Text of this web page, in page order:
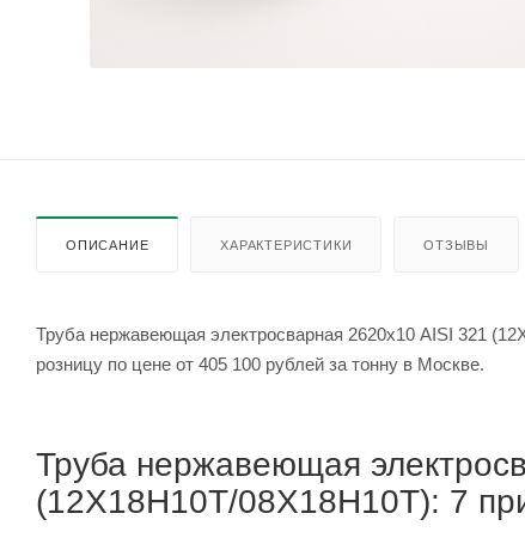
ОПИСАНИЕ ХАРАКТЕРИСТИКИ ОТЗЫВЫ
Труба нержавеющая электросварная 2620х10 AISI 321
розницу по цене от 405 100 рублей за тонну в Москве.
Труба нержавеющая
(12Х18Н10Т/08Х18Н10Т): 7